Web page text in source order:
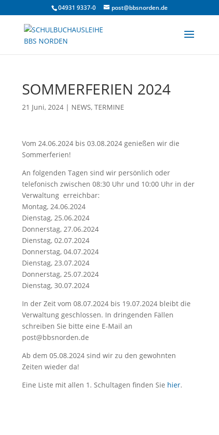
04931 9337-0 post@bbsnorden.de
SOMMERFERIEN 2024
21 Juni, 2024| NEWS, TERMINE
Vom 24.06.2024 bis 03.08.2024 genießen wir die
Sommerferien!
An folgenden Tagen sind wir persönlich oder
telefonisch zwischen 08:30 Uhr und 10:00 Uhr in der
Verwaltung erreichbar:
Montag, 24.06.2024
Dienstag, 25.06.2024
Donnerstag, 27.06.2024
Dienstag, 02.07.2024
Donnerstag, 04.07.2024
Dienstag, 23.07.2024
Donnerstag, 25.07.2024
Dienstag, 30.07.2024
In der Zeit vom 08.07.2024 bis 19.07.2024 bleibt die
Verwaltung geschlossen. In dringenden Fällen
schreiben Sie bitte eine E-Mail an
post@bbsnorden.de
Ab dem 05.08.2024 sind wir zu den gewohnten
Zeiten wieder da!
Eine Liste mit allen 1. Schultagen finden Sie hier.